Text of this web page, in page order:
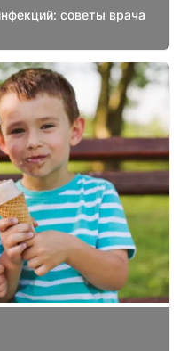
советы врача